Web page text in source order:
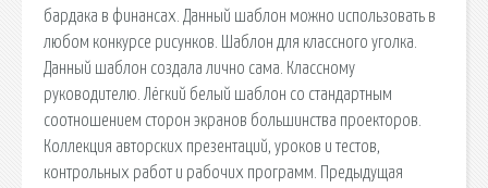
бардака в финансах. Данный шаблон можно использовать в
любом конкурсе рисунков. Шаблон для классного уголка.
Данный шаблон создала лично сама. Классному
руководителю. Лёгкий белый шаблон со стандартным
соотношением сторон экранов большинства проекторов.
Коллекция авторских презентаций, уроков и тестов,
контрольных работ и рабочих программ. Предыдущая